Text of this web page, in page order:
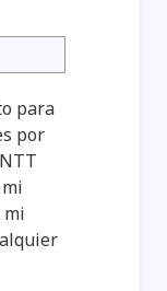
para
por
mi